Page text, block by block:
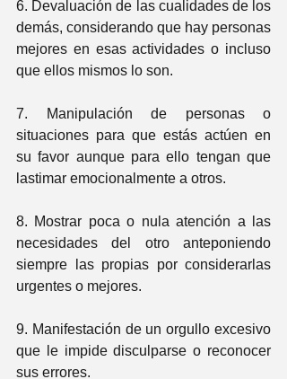
6. Devaluación de las cualidades de los
demás, considerando que hay personas
mejores en esas actividades o incluso
que ellos mismos lo son.
7. Manipulación de personas o
situaciones para que estás actúen en
su favor aunque para ello tengan que
lastimar emocionalmente a otros.
8. Mostrar poca o nula atención a las
necesidades del otro anteponiendo
siempre las propias por considerarlas
urgentes o mejores.
9. Manifestación de un orgullo excesivo
que le impide disculparse o reconocer
sus errores.